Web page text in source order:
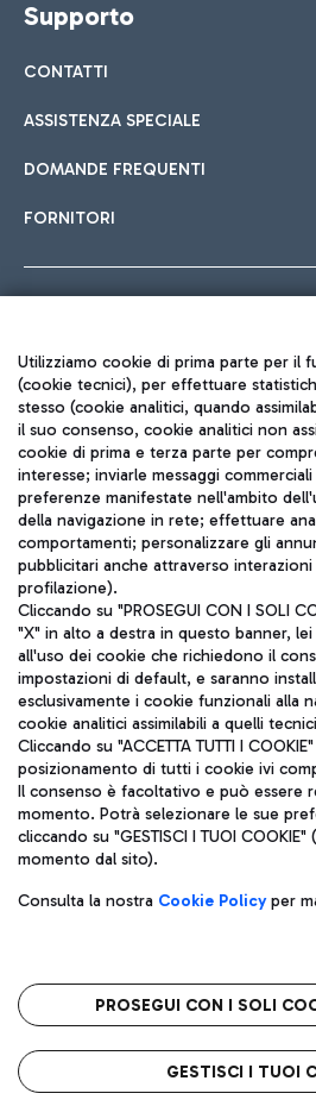
Supporto
CONTATTI
ASSISTENZA SPECIALE
DOMANDE FREQUENTI
FORNITORI
TRAVEL
ITA
Aeroporti di Roma S.p.A. - Società
coordinamento di Mundys S.p.A.
Codice fiscale e Registro delle Imprese
IVA 06572251004
Capitale sociale 62.224.743,00 int. vers.
Sede legale: Via Pier Paolo Racchetti 1
telefono +39 06 65951
Privacy policy
Note
QUALITÀ
Utilizziamo cookie di prima parte per il
(cookie tecnici), per effettuare
stesso (cookie analitici, quando
il suo consenso, cookie analitici non
cookie di prima e terza parte per
interesse; inviarle messaggi
preferenze manifestate nell'ambito
della navigazione in rete; effettuare
comportamenti; personalizzare gli
pubblicitari anche attraverso
profilazione).
Cliccando su "PROSEGUI CON I SOLI
"X" in alto a destra in questo banner,
all'uso dei cookie che richiedono il
impostazioni di default, e saranno
esclusivamente i cookie funzionali alla
cookie analitici assimilabili a quelli
Cliccando su "ACCETTA TUTTI I
posizionamento di tutti i cookie ivi
Il consenso è facoltativo e può essere
momento. Potrà selezionare le sue
cliccando su "GESTISCI I TUOI
momento dal sito).
Consulta la nostra Cookie Policyper
PROSEGUI CON I SOLI
GESTISCI I TUOI